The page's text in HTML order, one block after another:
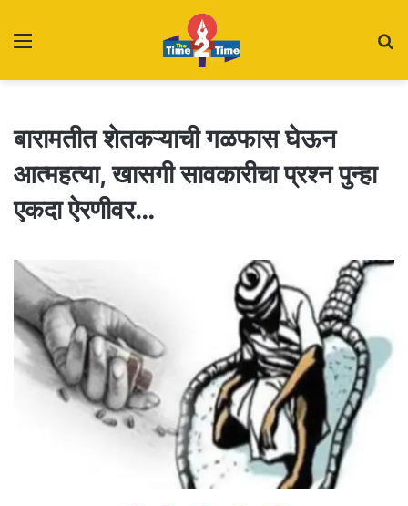
बारामतीत शेतकऱ्याची गळफास घेऊन
आत्महत्या, खासगी सावकारीचा प्रश्न पुन्हा
एकदा ऐरणीवर…